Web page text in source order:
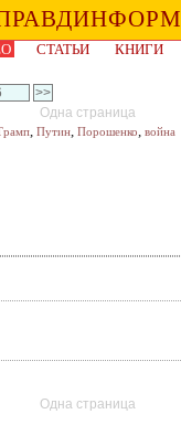
СТАТЬИ КНИГИ
Одна страница
, Путин, Порошенко, война
Одна страница